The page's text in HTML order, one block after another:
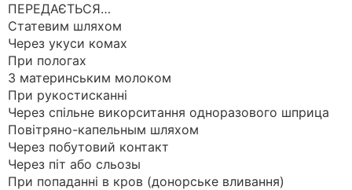
ПЕРЕДАЄТЬСЯ…
Статевим шляхом
Через укуси комах
При пологах
З материнським молоком
При рукостисканні
Через спільне викорситання одноразового шприца
Повітряно-капельным шляхом
Через побутовий контакт
Через піт або сльозы
При попаданні в кров (донорське вливання)